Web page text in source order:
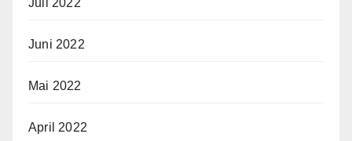
Juli 2022
Juni 2022
Mai 2022
April 2022